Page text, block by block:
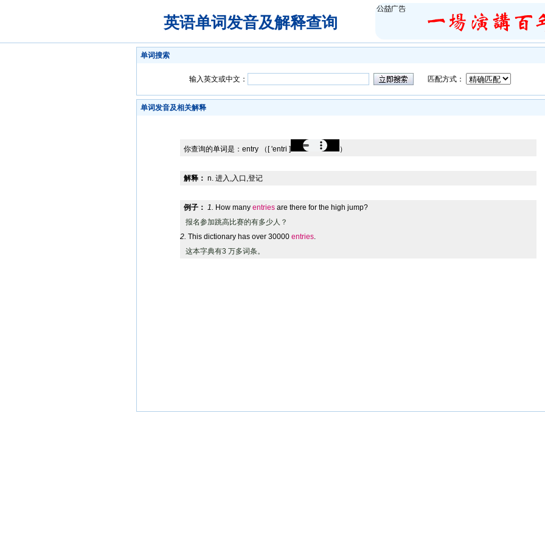
英语单词发音及解释查询
单词搜索
输入英文或中文： 匹配方式：
单词发音及相关解释
你查询的单词是： entry （[ 'entri ] ）
解释： n. 进入,入口,登记
例子： 1. How many entries are there for the high jump?
报名参加跳高比赛的有多少人？
2. This dictionary has over 30000 entries.
这本字典有3 万多词条。